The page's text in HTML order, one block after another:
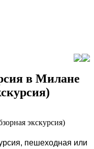
в Милане
пешеходная или